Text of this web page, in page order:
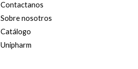
Contactanos
Sobre nosotros
Catálogo
Unipharm